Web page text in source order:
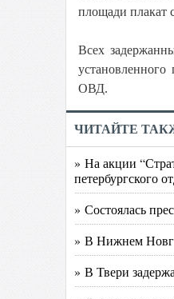
площади плакат
Всех
ОВД.
ЧИТАЙТЕ
» На акции
петербургского
» Состоялась
» В Нижнем
» В Твери